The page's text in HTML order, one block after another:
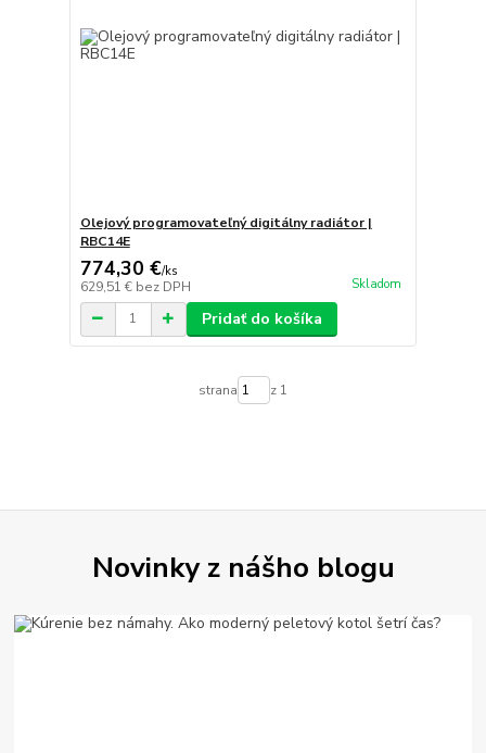
Olejový programovateľný digitálny radiátor |
RBC14E
774,30 €/ks
629,51 € bez DPH Skladom
Pridať do košíka
strana z 1
Novinky z nášho blogu